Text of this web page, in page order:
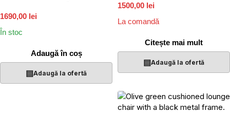
1690,00 lei
În stoc
Adaugă în coș
▤Adaugă la ofertă
1500,00 lei
La comandă
Citește mai mult
▤Adaugă la ofertă